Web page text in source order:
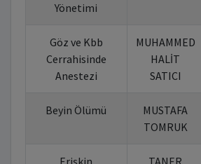
Yönetimi
Göz ve Kbb
Cerrahisinde
Anestezi
MUHAMMED
HALİT
SATICI
Beyin Ölümü
MUSTAFA
TOMRUK
Erişkin TANER